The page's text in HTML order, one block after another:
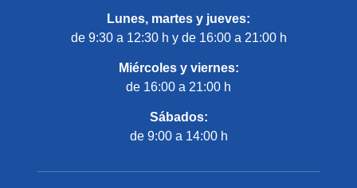
Lunes, martes y jueves:
de 9:30 a 12:30 h y de 16:00 a 21:00 h
Miércoles y viernes:
de 16:00 a 21:00 h
Sábados:
de 9:00 a 14:00 h